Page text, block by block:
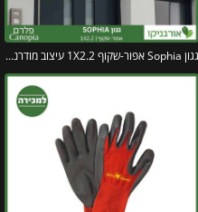
גגון Sophia אפור-שקוף 1X2.2 עיצוב מודרני מבית פלרם – Canopia